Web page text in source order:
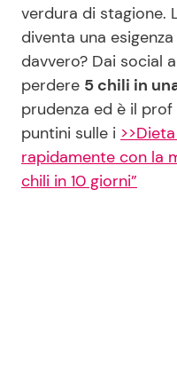
Privacy Policy
verdura di stagione.
diventa una
davvero? Dai social
perdere 5 chili in
prudenza ed è il
puntini sulle i
rapidamente con la
chili in 10 giorni”